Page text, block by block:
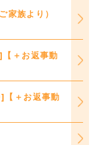
家族より）
＋お返事動
【＋お返事動